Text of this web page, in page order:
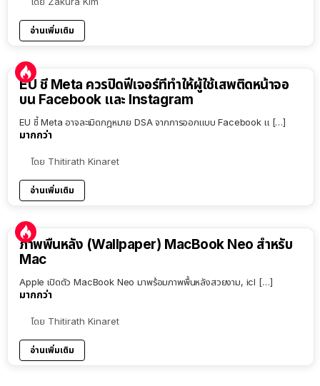
อ่านเพิ่มเติม
EU ชี้ Meta ควรปิดฟีเจอร์ที่ทำให้ผู้ใช้เสพติดหน้าจอ
บน Facebook และ Instagram
EU ชี้ Meta อาจละเมิดกฎหมาย DSA จากการออกแบบ Facebook แ […]
มากกว่า
โดย Thitirath Kinaret
อ่านเพิ่มเติม
ภาพพื้นหลัง (Wallpaper) MacBook Neo สำหรับ
Mac
Apple เปิดตัว MacBook Neo มาพร้อมภาพพื้นหลังสวยงาม, icl […]
มากกว่า
โดย Thitirath Kinaret
อ่านเพิ่มเติม